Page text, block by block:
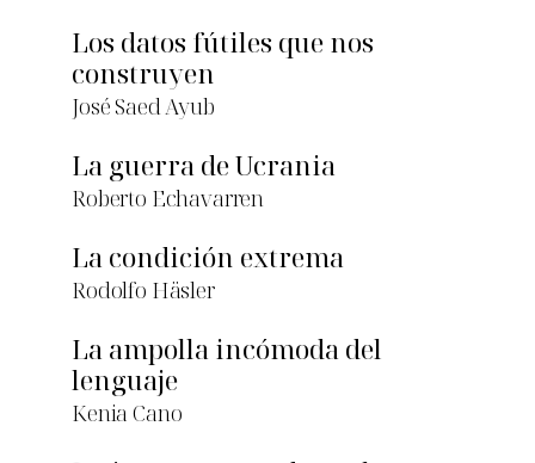
Los datos fútiles que nos
construyen
José Saed Ayub
La guerra de Ucrania
Roberto Echavarren
La condición extrema
Rodolfo Häsler
La ampolla incómoda del
lenguaje
Kenia Cano